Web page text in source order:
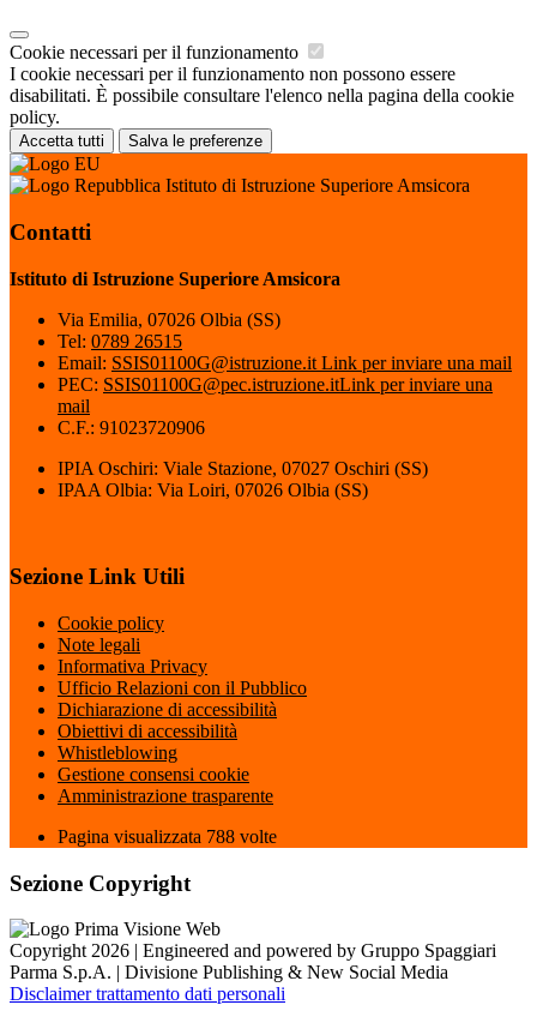
Cookie necessari per il funzionamento
I cookie necessari per il funzionamento non possono essere
disabilitati. È possibile consultare l'elenco nella pagina della cookie
policy.
Accetta tutti Salva le preferenze
Istituto di Istruzione Superiore Amsicora
Contatti
Istituto di Istruzione Superiore Amsicora
Via Emilia, 07026 Olbia (SS)
Tel: 0789 26515
Email: SSIS01100G@istruzione.it Link per inviare una mail
PEC: SSIS01100G@pec.istruzione.itLink per inviare una
mail
C.F.: 91023720906
IPIA Oschiri: Viale Stazione, 07027 Oschiri (SS)
IPAA Olbia: Via Loiri, 07026 Olbia (SS)
Sezione Link Utili
Cookie policy
Note legali
Informativa Privacy
Ufficio Relazioni con il Pubblico
Dichiarazione di accessibilità
Obiettivi di accessibilità
Whistleblowing
Gestione consensi cookie
Amministrazione trasparente
Pagina visualizzata 788 volte
Sezione Copyright
Copyright 2026 | Engineered and powered by Gruppo Spaggiari
Parma S.p.A. | Divisione Publishing & New Social Media
Disclaimer trattamento dati personali